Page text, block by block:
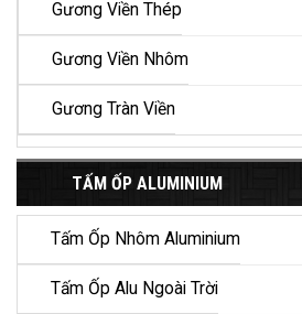
Gương Viền Thép
Gương Viền Nhôm
Gương Tràn Viền
TẤM ỐP ALUMINIUM
Tấm Ốp Nhôm Aluminium
Tấm Ốp Alu Ngoài Trời